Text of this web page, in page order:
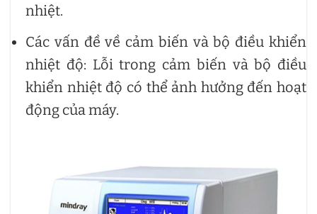
nhiệt.
Các vấn đề về cảm biến và bộ điều khiển
nhiệt độ: Lỗi trong cảm biến và bộ điều
khiển nhiệt độ có thể ảnh hưởng đến hoạt
động của máy.